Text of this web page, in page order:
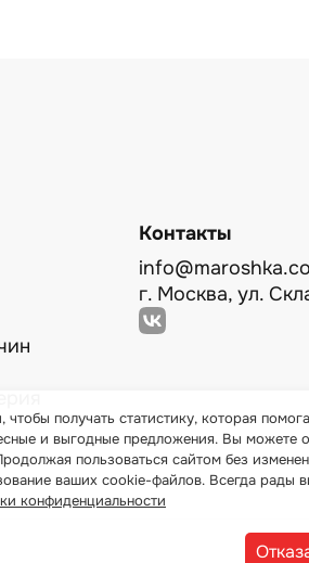
Контакты
г. Москва, ул.
получать статистику, которая
и выгодные предложения. Вы можете
пользоваться сайтом без
ваших cookie-файлов. Всегда рады
конфиденциальности